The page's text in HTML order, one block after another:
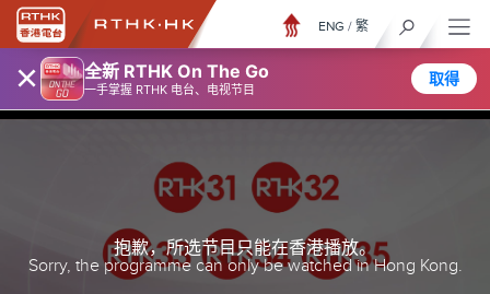
× 全新 RTHK On The Go
一手掌握 RTHK 电台、电视节目
取得
ENG / 繁
抱歉，所选节目只能在香港播放。
Sorry, the programme can only be watched in Hong Kong.